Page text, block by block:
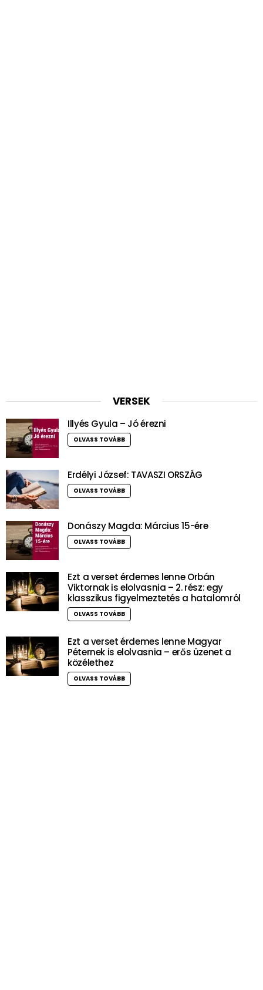
VERSEK
Illyés Gyula – Jó érezni
OLVASS TOVÁBB
Erdélyi József: TAVASZI ORSZÁG
OLVASS TOVÁBB
Donászy Magda: Március 15-ére
OLVASS TOVÁBB
Ezt a verset érdemes lenne Orbán
Viktornak is elolvasnia – 2. rész: egy
klasszikus figyelmeztetés a hatalomról
OLVASS TOVÁBB
Ezt a verset érdemes lenne Magyar
Péternek is elolvasnia – erős üzenet a
közélethez
OLVASS TOVÁBB